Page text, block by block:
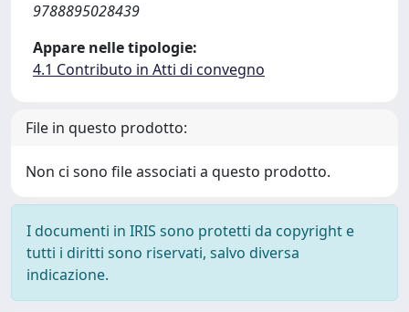
9788895028439
Appare nelle tipologie:
4.1 Contributo in Atti di convegno
File in questo prodotto:
Non ci sono file associati a questo prodotto.
I documenti in IRIS sono protetti da copyright e
tutti i diritti sono riservati, salvo diversa
indicazione.